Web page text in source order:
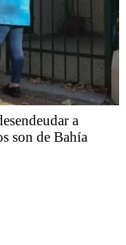
a
son de Bahía